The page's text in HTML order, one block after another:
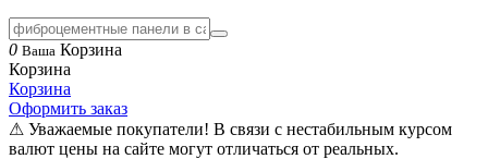
0 Ваша Корзина
Корзина
Корзина
Оформить заказ
⚠ Уважаемые покупатели! В связи с нестабильным курсом
валют цены на сайте могут отличаться от реальных.